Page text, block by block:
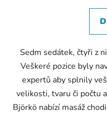
Sedm sedátek, čtyři z
Veškeré pozice byly
expertů aby splnily
velikosti, tvaru či počtu
Björkö nabízí masáž